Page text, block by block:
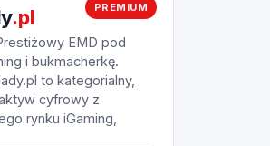
PREMIUM
.pl
EMD pod
i bukmacherkę.
to kategorialny,
cyfrowy z
rynku iGaming,